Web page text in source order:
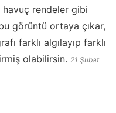
rendeler gibi
görüntü ortaya çıkar,
farklı algılayıp farklı
olabilirsin. 21 Şubat